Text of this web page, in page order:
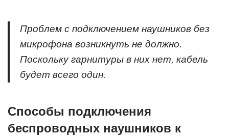
Проблем с подключением наушников без
микрофона возникнуть не должно.
Поскольку гарнитуры в них нет, кабель
будет всего один.
Способы подключения
беспроводных наушников к